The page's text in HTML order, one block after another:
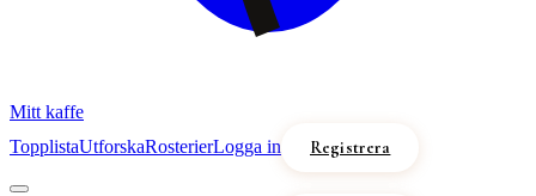
Mitt kaffe
TopplistaUtforskaRosterierLogga in Registrera